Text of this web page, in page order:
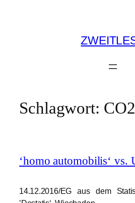
Schlagwort: CO2
‘homo automobilis‘ vs.
14.12.2016/EG aus dem